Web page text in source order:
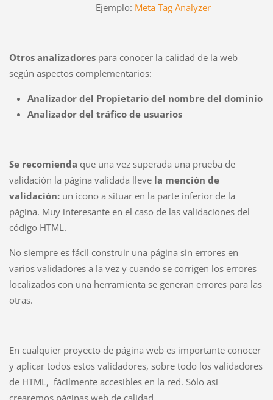
Ejemplo: Meta Tag Analyzer
Otros analizadores para conocer la calidad de la web
según aspectos complementarios:
Analizador del Propietario del nombre del dominio
Analizador del tráfico de usuarios
Se recomienda que una vez superada una prueba de
validación la página validada lleve la mención de
validación: un icono a situar en la parte inferior de la
página. Muy interesante en el caso de las validaciones del
código HTML.
No siempre es fácil construir una página sin errores en
varios validadores a la vez y cuando se corrigen los errores
localizados con una herramienta se generan errores para las
otras.
En cualquier proyecto de página web es importante conocer
y aplicar todos estos validadores, sobre todo los validadores
de HTML, fácilmente accesibles en la red. Sólo así
crearemos páginas web de calidad.